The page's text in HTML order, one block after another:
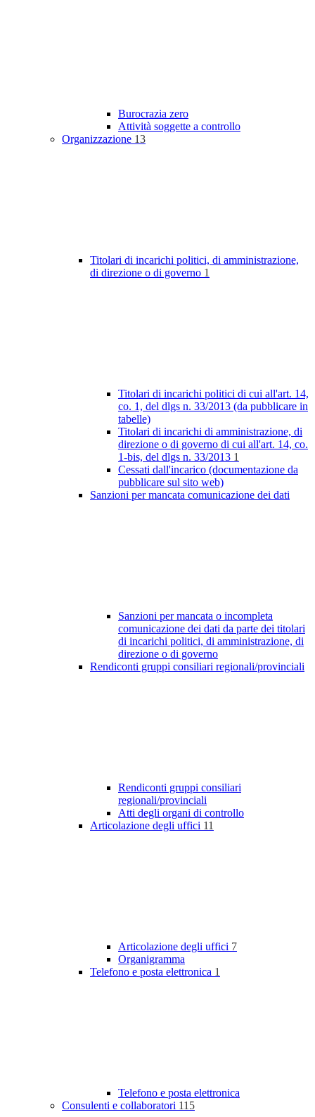
Burocrazia zero
Attività soggette a controllo
Organizzazione 13
Titolari di incarichi politici, di amministrazione,
di direzione o di governo 1
Titolari di incarichi politici di cui all'art. 14,
co. 1, del dlgs n. 33/2013 (da pubblicare in
tabelle)
Titolari di incarichi di amministrazione, di
direzione o di governo di cui all'art. 14, co.
1-bis, del dlgs n. 33/2013 1
Cessati dall'incarico (documentazione da
pubblicare sul sito web)
Sanzioni per mancata comunicazione dei dati
Sanzioni per mancata o incompleta
comunicazione dei dati da parte dei titolari
di incarichi politici, di amministrazione, di
direzione o di governo
Rendiconti gruppi consiliari regionali/provinciali
Rendiconti gruppi consiliari
regionali/provinciali
Atti degli organi di controllo
Articolazione degli uffici 11
Articolazione degli uffici 7
Organigramma
Telefono e posta elettronica 1
Telefono e posta elettronica
Consulenti e collaboratori 115